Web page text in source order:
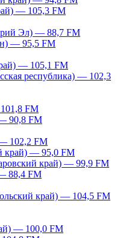
— 105,3 FM
Эл) — 88,7 FM
— 95,5 FM
— 105,1 FM
республика) — 102,3
FM
90,8 FM
102,2 FM
край) — 95,0 FM
край) — 99,9 FM
88,4 FM
край) — 104,5 FM
— 100,0 FM